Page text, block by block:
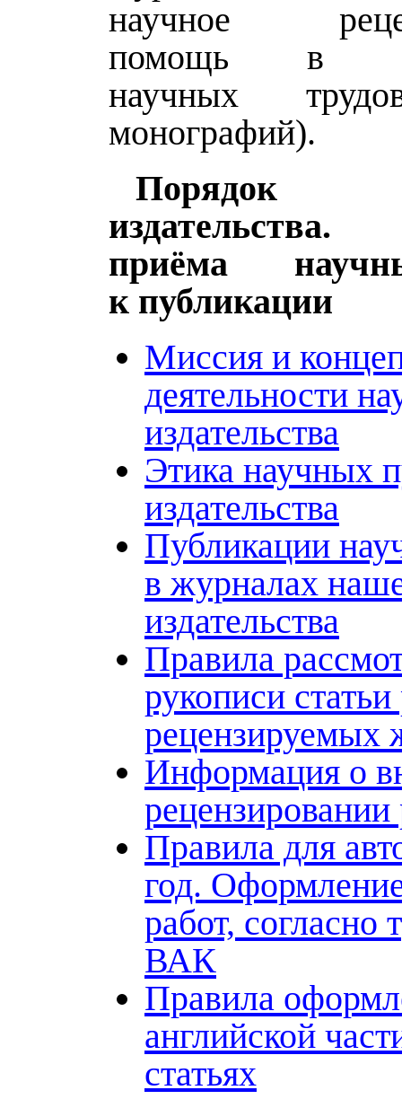
научное
помощь в
научных
монографий).
Порядок
приёма
к публикации
Миссия и
деятельности
издательства
Этика научных
издательства
Публикации
в журналах
издательства
Правила
рукописи
рецензируемых
Информация о
рецензировании
Правила для
год.
работ, согласно
ВАК
Правила
английской
статьях